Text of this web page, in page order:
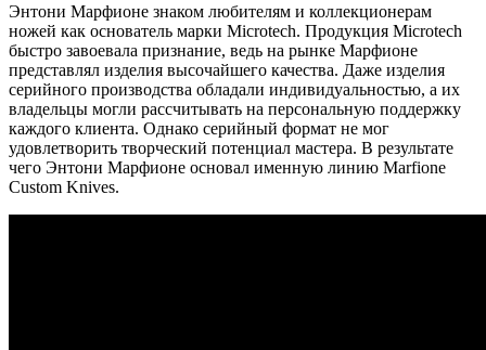
Энтони Марфионе знаком любителям и коллекционерам
ножей как основатель марки Microtech. Продукция Microtech
быстро завоевала признание, ведь на рынке Марфионе
представлял изделия высочайшего качества. Даже изделия
серийного производства обладали индивидуальностью, а их
владельцы могли рассчитывать на персональную поддержку
каждого клиента. Однако серийный формат не мог
удовлетворить творческий потенциал мастера. В результате
чего Энтони Марфионе основал именную линию Marfione
Custom Knives.